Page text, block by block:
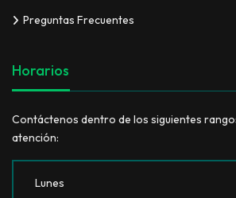
Preguntas Frecuentes
Horarios
Contáctenos dentro de los siguientes
atención:
Lunes